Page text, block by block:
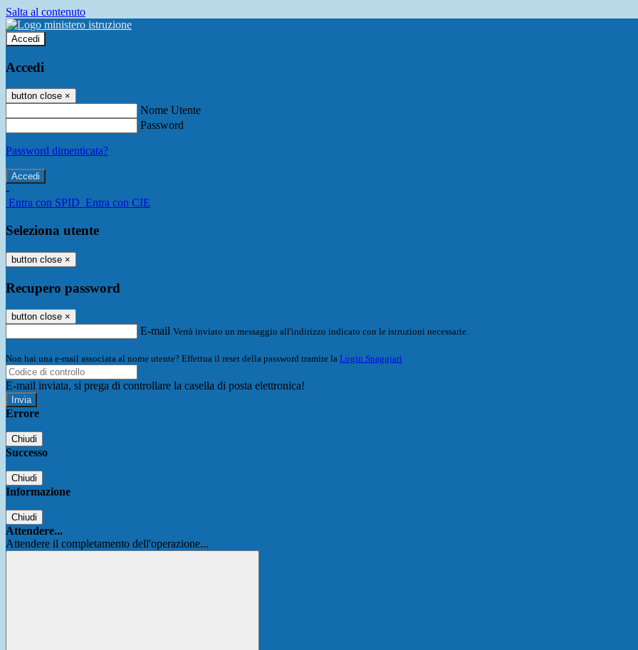
Salta al contenuto
Accedi
Accedi
button close ×
Nome Utente
Password
Password dimenticata?
-
Entra con SPID Entra con CIE
Seleziona utente
button close ×
Recupero password
button close ×
E-mail Verrà inviato un messaggio all'indirizzo indicato con le istruzioni necessarie.
Non hai una e-mail associata al nome utente? Effettua il reset della password tramite la Login Spaggiari
E-mail inviata, si prega di controllare la casella di posta elettronica!
Errore
Chiudi
Successo
Chiudi
Informazione
Chiudi
Attendere...
Attendere il completamento dell'operazione...